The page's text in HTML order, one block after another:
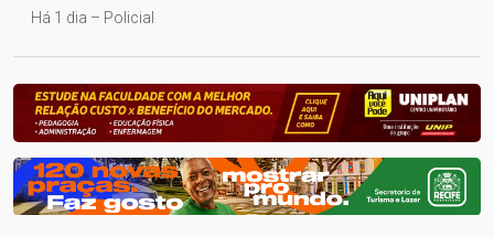
Há 1 dia – Policial